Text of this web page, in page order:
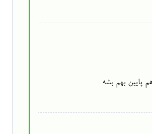
پایین بهم بشه